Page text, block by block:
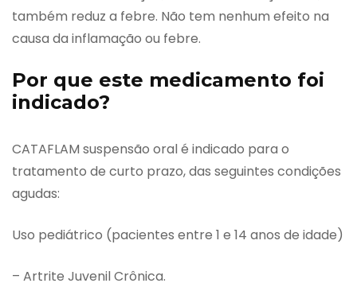
também reduz a febre. Não tem nenhum efeito na
causa da inflamação ou febre.
Por que este medicamento foi
indicado?
CATAFLAM suspensão oral é indicado para o
tratamento de curto prazo, das seguintes condições
agudas:
Uso pediátrico (pacientes entre 1 e 14 anos de idade)
– Artrite Juvenil Crônica.